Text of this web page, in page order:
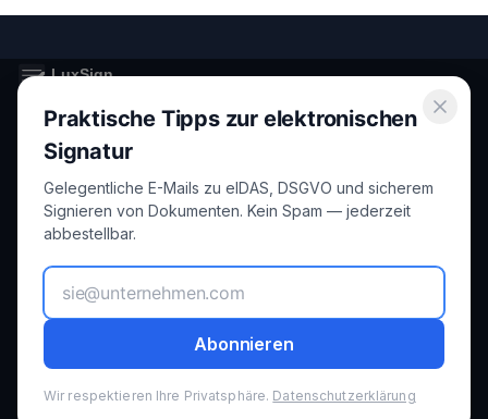
Praktische Tipps zur elektronischen
Signatur
Gelegentliche E-Mails zu eIDAS, DSGVO und sicherem
Signieren von Dokumenten. Kein Spam — jederzeit
abbestellbar.
Abonnieren
Wir respektieren Ihre Privatsphäre. Datenschutzerklärung
Secure electronic signatures for Luxembourg and the European
Union.
Product
How it Works
Pricing
Legal